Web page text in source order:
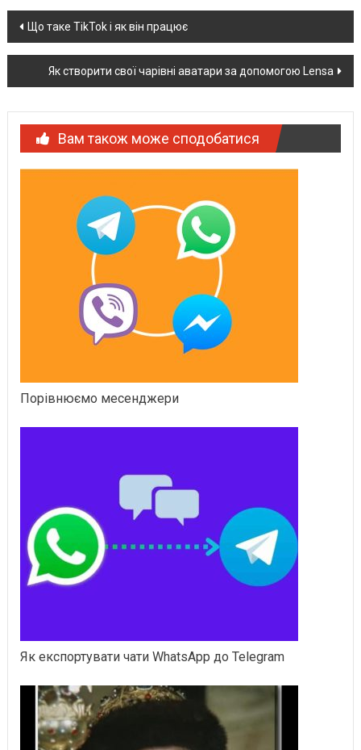
Post
navigation
Що таке TikTok і як він працює
Як створити свої чарівні аватари за допомогою Lensa
Вам також може сподобатися
Порівнюємо месенджери
Як експортувати чати WhatsApp до Telegram